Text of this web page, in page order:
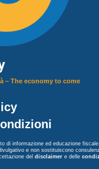
– The economy to come
di informazione ed educazione fiscale.
e non sostituiscono
del disclaimer e delle